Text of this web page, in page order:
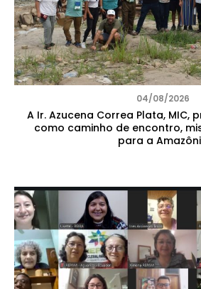
04/08/2026
A Ir. Azucena Correa Plata, MIC,
como caminho de encontro,
para a